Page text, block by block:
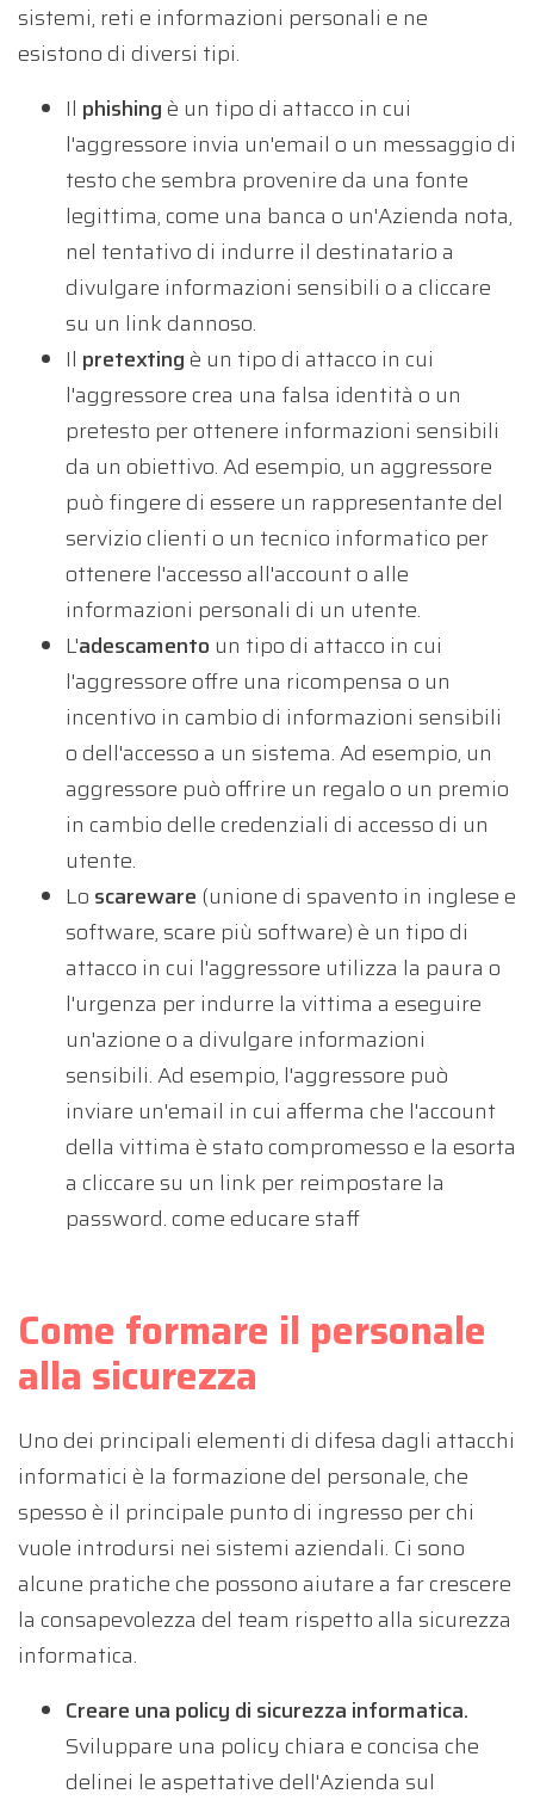
sistemi, reti e informazioni personali e ne
esistono di diversi tipi.
Il phishing è un tipo di attacco in cui
l'aggressore invia un'email o un messaggio di
testo che sembra provenire da una fonte
legittima, come una banca o un'Azienda nota,
nel tentativo di indurre il destinatario a
divulgare informazioni sensibili o a cliccare
su un link dannoso.
Il pretexting è un tipo di attacco in cui
l'aggressore crea una falsa identità o un
pretesto per ottenere informazioni sensibili
da un obiettivo. Ad esempio, un aggressore
può fingere di essere un rappresentante del
servizio clienti o un tecnico informatico per
ottenere l'accesso all'account o alle
informazioni personali di un utente.
L'adescamento un tipo di attacco in cui
l'aggressore offre una ricompensa o un
incentivo in cambio di informazioni sensibili
o dell'accesso a un sistema. Ad esempio, un
aggressore può offrire un regalo o un premio
in cambio delle credenziali di accesso di un
utente.
Lo scareware (unione di spavento in inglese e
software, scare più software) è un tipo di
attacco in cui l'aggressore utilizza la paura o
l'urgenza per indurre la vittima a eseguire
un'azione o a divulgare informazioni
sensibili. Ad esempio, l'aggressore può
inviare un'email in cui afferma che l'account
della vittima è stato compromesso e la esorta
a cliccare su un link per reimpostare la
password. come educare staff
Come formare il personale
alla sicurezza
Uno dei principali elementi di difesa dagli attacchi
informatici è la formazione del personale, che
spesso è il principale punto di ingresso per chi
vuole introdursi nei sistemi aziendali. Ci sono
alcune pratiche che possono aiutare a far crescere
la consapevolezza del team rispetto alla sicurezza
informatica.
Creare una policy di sicurezza informatica.
Sviluppare una policy chiara e concisa che
delinei le aspettative dell'Azienda sul